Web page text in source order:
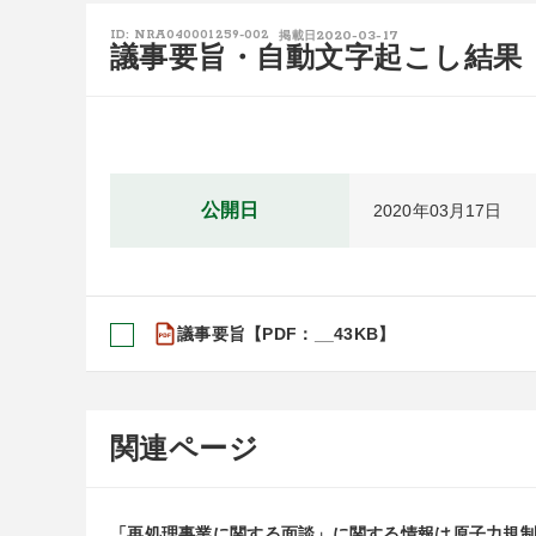
ID: NRA040001259-002 掲載日 2020-03-17
議事要旨・自動文字起こし結果
公開日 2020年03月17日
議事要旨【PDF：__43KB】
関連ページ